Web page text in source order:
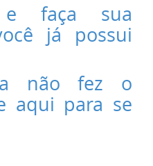
faça sua
já possui
não fez o
aqui para se